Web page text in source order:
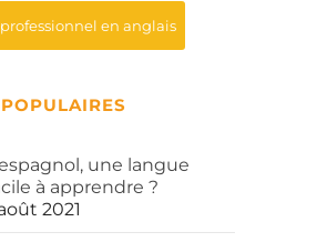
en anglais
une langue
à apprendre ?
2021